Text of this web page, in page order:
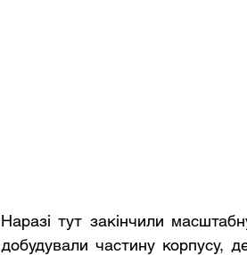
Наразі тут закінчили
добудували частину корпусу,